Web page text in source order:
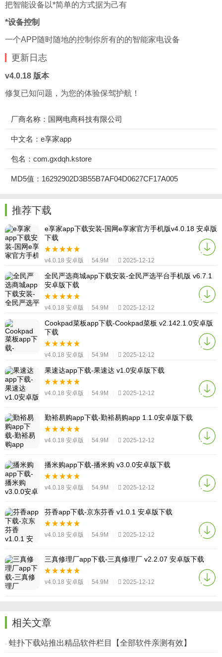
把智能设备以*简单的方式据为己有
*设备控制
一个APP随时随地的控制你所有的的智能家电设备
更新 日志
v4.0.18 版本
修复已知问题，为您的体验保驾护航！
厂商名称：国网电商科技有限公司
中文名：e享家app
包名：com.gxdqh.kstore
MD5值：16292902D3B55B7AF04D0627CF17A005
推荐下载
e享家app下载安装-国网e享家官方手机版v4.0.18 安卓版
下载
v4.0.18 安卓版 54.9M 2025-12-12
全民严选商城app下载安装-全民严选平台手机版 v6.7.1
安卓版下载
v4.0.18 安卓版 54.9M 2025-12-12
Cookpad菜板app下载-Cookpad菜板 v2.142.1.0安卓版
下载
v4.0.18 安卓版 54.9M 2025-12-12
果速达app下载-果速达 v1.0安卓版下载
v4.0.18 安卓版 54.9M 2025-12-12
勤裕易购app下载-勤裕易购app 1.1.0安卓版下载
v4.0.18 安卓版 54.9M 2025-12-12
播米购app下载-播米购 v3.0.0安卓版下载
v4.0.18 安卓版 54.9M 2025-12-12
芬香app下载-京东芬香 v1.0.1 安卓版下载
v4.0.18 安卓版 54.9M 2025-12-12
三真修理厂app下载-三真修理厂 v2.2.07 安卓版下载
v4.0.18 安卓版 54.9M 2025-12-12
相关文章
蛙扑下载站推出精品软件栏目【全部软件亲测有效】